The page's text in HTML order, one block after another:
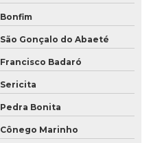
Bonfim
São Gonçalo do Abaeté
Francisco Badaró
Sericita
Pedra Bonita
Cônego Marinho